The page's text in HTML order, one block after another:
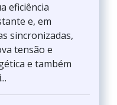
eficiência
e, em
sincronizadas,
tensão e
e também